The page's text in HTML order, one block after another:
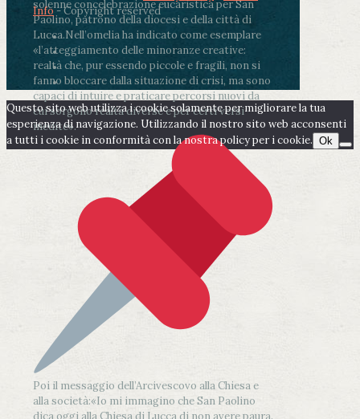
solenne concelebrazione eucaristica per San
Paolino, patrono della diocesi e della città di
Lucca.Nell’omelia ha indicato come esemplare
«l’atteggiamento delle minoranze creative:
realtà che, pur essendo piccole e fragili, non si
fanno bloccare dalla situazione di crisi, ma sono
capaci di intuire e praticare percorsi nuovi da
cui sorgono realtà diverse e per certi versi
inedite».
Poi il messaggio dell’Arcivescovo alla Chiesa e
alla società:«Io mi immagino che San Paolino
Info- Copyright reserved
Questo sito web utilizza i cookie solamente per migliorare la tua
esperienza di navigazione. Utilizzando il nostro sito web acconsenti
a tutti i cookie in conformità con la nostra policy per i cookie. Ok